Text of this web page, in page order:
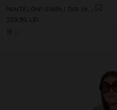
PANTALONI SIMPLI DIN IN 100%
229.90 LEI